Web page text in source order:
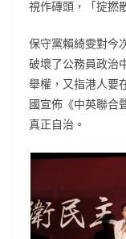
視作磚頭，「掟撚
保守黨賴綺雯對今
破壞了公務員政治
舉權，又指港人要
國宣佈《中英聯合
真正自治。